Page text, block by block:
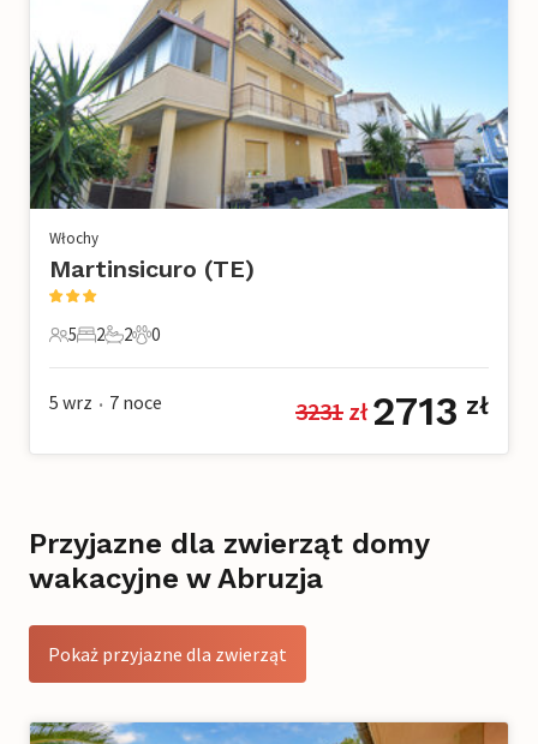
Włochy
Martinsicuro (TE)
5 Goście
5
2 Sypialnie
2
2 Łazienki
2
0 Zwierzęta domowe
0
5 wrz • 7 noce 3231 zł 2713 zł
Przyjazne dla zwierząt domy
wakacyjne w Abruzja
Pokaż przyjazne dla zwierząt